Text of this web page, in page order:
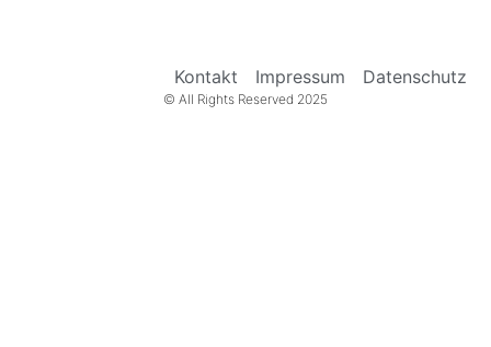
Kontakt Impressum Datenschutz
© All Rights Reserved 2025